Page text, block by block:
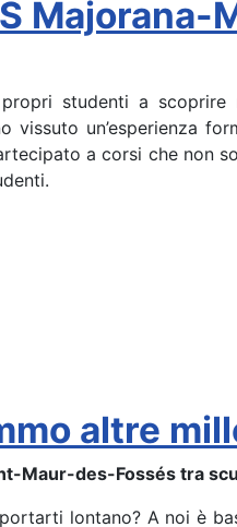
Majorana-
studenti a
un’esperienza
a corsi che non
altre
Maur-des-Fossés tra
lontano? A noi è